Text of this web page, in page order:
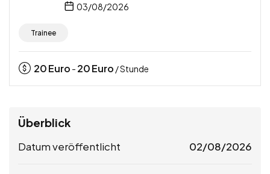
03/08/2026
Trainee
20Euro - 20Euro / Stunde
Überblick
Datum veröffentlicht 02/08/2026